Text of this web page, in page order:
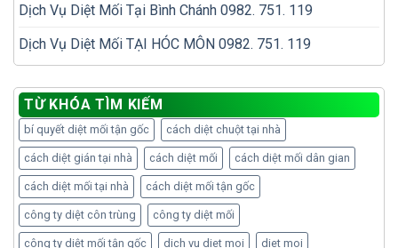
Dịch Vụ Diệt Mối Tại Bình Chánh 0982. 751. 119
Dịch Vụ Diệt Mối TẠI HÓC MÔN 0982. 751. 119
TỪ KHÓA TÌM KIẾM
bí quyết diệt mối tận gốc cách diệt chuột tại nhà
cách diệt gián tại nhà cách diệt mối cách diệt mối dân gian
cách diệt mối tại nhà cách diệt mối tận gốc
công ty diệt côn trùng công ty diệt mối
công ty diệt mối tận gốc dich vu diet moi diet moi